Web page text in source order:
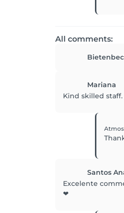
All comments:
Mariana
Kind skilled
Santos
Excelente
❤